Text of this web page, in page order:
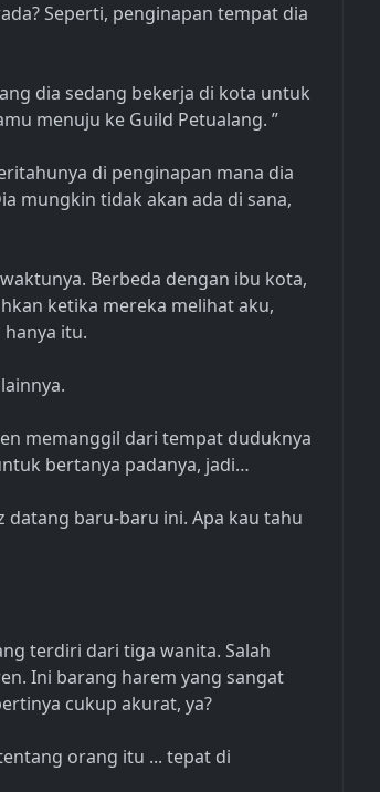
Seperti, penginapan tempat dia
dia sedang bekerja di kota untuk
menuju ke Guild Petualang. ”
di penginapan mana dia
mungkin tidak akan ada di sana,
Berbeda dengan ibu kota,
ketika mereka melihat aku,
itu.
memanggil dari tempat duduknya
bertanya padanya, jadi…
datang baru-baru ini. Apa kau tahu
terdiri dari tiga wanita. Salah
Ini barang harem yang sangat
cukup akurat, ya?
orang itu ... tepat di